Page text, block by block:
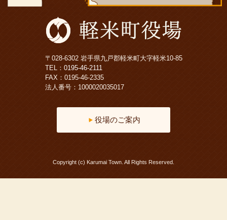
〒028-6302 岩手県九戸郡軽米町大字軽米10-85
TEL： 0195-46-2111
FAX：0195-46-2335
法人番号：1000020035017
役場のご案内
Copyright (c) Karumai Town. All Rights Reserved.